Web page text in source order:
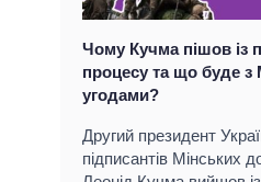
Чому Кучма пішов із
процесу та що буде з
угодами?
Другий президент
підписантів Мінських